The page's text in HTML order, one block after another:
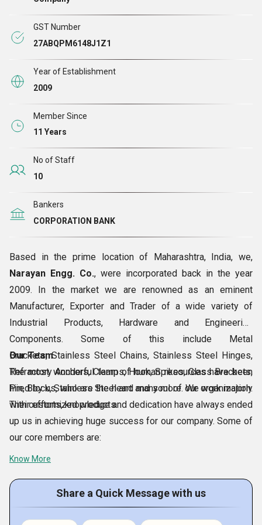
எதிர்பார்ப்புகளை மீறுகின்றன, ஏனெனில் அவை தரத்தின் மிக
உயர்ந்த தரத்துடன் பொருந்துகின்றன மற்றும் நம்பகமானவை.
எங்கள் முன்கூட்டிய உற்பத்தி ஆலையில் ஃபேப்ரிகேஷன் வேலை
செய்யப்படுகிறது, இதனால் குறுகிய காலத்தில் தடையற்ற மற்றும்
மொத்த அளவு பொருட்களை உற்பத்தி செய்ய முடியும்.
தயாரிப்புகள் பொதி எங்கள் நிபுணர்கள் பேக்கேஜிங்
நிபுணர்களால் செய்யப்படுகிறது, இதனால் தயாரிப்புகள் துரு,
சிராய்ப்பு, கீறல் போன்ற அனைத்து வகையான உடல்
காற்றுப்பாதைகள் மற்றும் சாலைகள் விநியோக செயல்முறையை
முன்னெடுக்கின்றன மற்றும் உலகின் எந்த பகுதியிலும் உள்ள
ஒவ்வொரு வாடிக்கையாளருக்கும் சரியான நேரத்தில்
விநியோகிக்கும் உறுதிய
எங்கள் நோக்கம் எப்போதும் தயாரிப்புகளை உருவாக்குவதாகும்
சர்வதேச தரத் தரங்களுடன் சமமாக நிற்கிறோம், இனிமேல்,
நாங்கள் கடுமையான தர நடவடிக்கையைத்
தேர்ந்தெடுத்துள்ளனர். எங்கள் தர ஆய்வாளர்களின் முறைகள்
பின்பற்றுவது சர்வதேச தரத்தால் வைக்கப்பட்ட
வழிகாட்டுதல்களின்படி அமைப்புகள். எங்கள் உள் தர ஆய்வு பிரிவு,
அங்கு சோதனைகள் உள்ளன தயாரிப்புகளில் செய்யப்படுகிறது,
நவீன சோதனை உபகரணங்களுடன் பொருத்தப்பட்டுள்ளது. சிலர்
தொழில்துறை அடைப்புக்குறிகள், துருப்பிடிக்கா
த ஸ்டீல் ஹூக்,
எஸ்எஸ் அடைப்புக்குறி, துருப்பிடிக்காத எஃகு அடைப்ப பத்திரிகை
பைகள், சி-சேனல்கள், துருப்பிடிக்காத எஃகு பொருத்துதல்கள்
ஆகியவை அடங்கும் வலிமை, சிராய்ப்பு எதிர்ப்பு மற்றும் பல.
எங்கள் தயாரிப்பு போர்ட்ஃபோலி
நாங்கள் கையாளும் தொழில்துறை தயாரிப்புகள் மற்றும்
GST Number
27ABQPM6148J1Z1
Year of Establishment
2009
Member Since
11 Years
No of Staff
10
Bankers
CORPORATION BANK
Based in the prime location of Maharashtra, India, we,
Narayan Engg. Co., were incorporated back in the year
2009. In the market we are renowned as an eminent
Manufacturer, Exporter and Trader of a wide variety of
Industrial Products, Hardware and Engineering
Components. Some of this include Metal
Brackets,Stainless Steel Chains, Stainless Steel Hinges,
Refractory Anchors, Clamps, Hook, Spikes, Glass Brackets,
Pin, Block, Stainless Steel and many more. We work majorly
with customized products.
Our Team
The most wonderful team of human resources have been
hired by us, who are the heart and soul of our organization.
Their efforts, knowledge and dedication have always ended
up us in achieving huge success for our company. Some of
our core members are:
Know More
Share a Quick Message with us